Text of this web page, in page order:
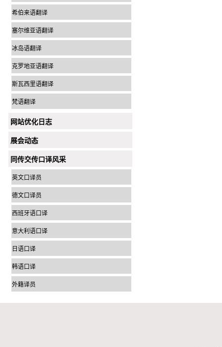
希伯来语翻译
塞尔维亚语翻译
冰岛语翻译
克罗地亚语翻译
斯瓦西里语翻译
梵语翻译
网站优化日志
展会动态
同传交传口译风采
英文口译员
德文口译员
西班牙语口译
意大利语口译
日语口译
韩语口译
外籍译员